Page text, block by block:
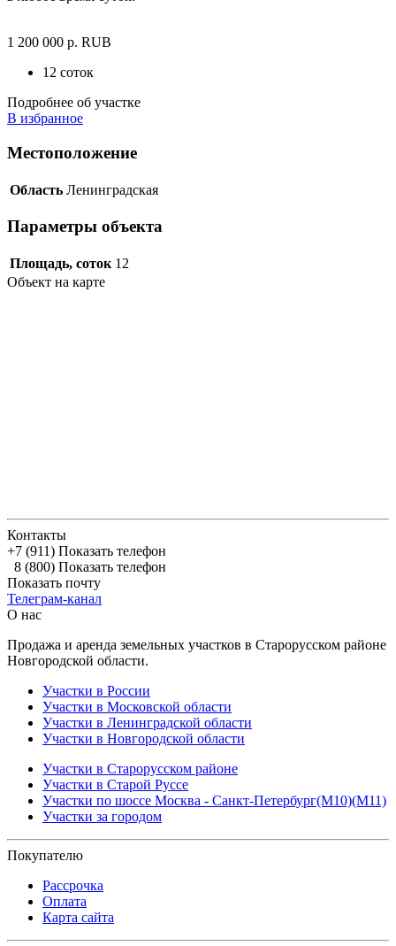
1 200 000 р. RUB
12 соток
Подробнее об участке
В избранное
Местоположение
Область Ленинградская
Параметры объекта
Площадь, соток 12
Объект на карте
Контакты
+7 (911) Показать телефон
8 (800) Показать телефон
Показать почту
Телеграм-канал
О нас
Продажа и аренда земельных участков в Старорусском районе
Новгородской области.
Участки в России
Участки в Московской области
Участки в Ленинградской области
Участки в Новгородской области
Участки в Старорусском районе
Участки в Старой Руссе
Участки по шоссе Москва - Санкт-Петербург(М10)(М11)
Участки за городом
Покупателю
Рассрочка
Оплата
Карта сайта